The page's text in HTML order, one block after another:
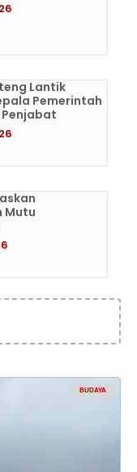
Lantik
Pemerintah
Mutu
BUDAYA